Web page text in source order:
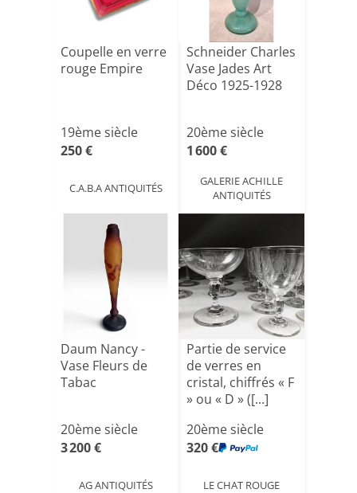
Coupelle en verre
rouge Empire
19ème siècle
250 €
C.A.B.A ANTIQUITÉS
Schneider Charles
Vase Jades Art
Déco 1925-1928
20ème siècle
1 600 €
GALERIE ACHILLE
ANTIQUITÉS
Daum Nancy -
Vase Fleurs de
Tabac
20ème siècle
3 200 €
AG ANTIQUITÉS
Partie de service
de verres en
cristal, chiffrés « F
» ou « D » ([...]
20ème siècle
320 €
LE CHAT ROUGE